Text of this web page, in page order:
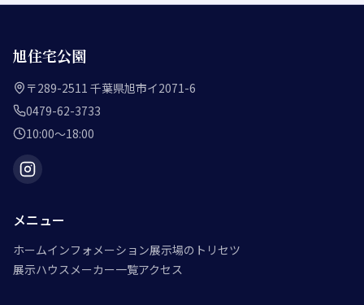
旭住宅公園
〒289-2511 千葉県旭市イ2071-6
0479-62-3733
10:00〜18:00
メニュー
ホームインフォメーション展示場のトリセツ
展示ハウスメーカー一覧アクセス